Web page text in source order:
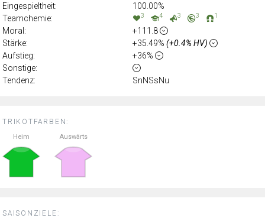
TRIKOTFARBEN:
Heim Auswärts
SAISONZIELE:
Eingespieltheit:
100.00%
Teamchemie:
3 4 3 3 1
Moral:
+111.8
Stärke:
+35.49% (+0.4% HV)
Aufstieg:
+36%
Sonstige:
Tendenz:
SnNSsNu